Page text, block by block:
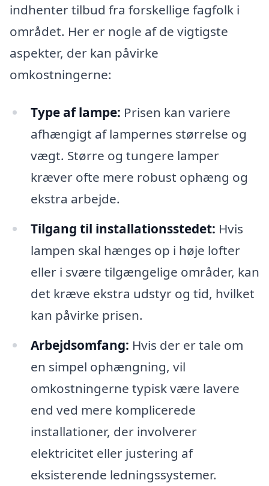
indhenter tilbud fra forskellige fagfolk i
området. Her er nogle af de vigtigste
aspekter, der kan påvirke
omkostningerne:
Type af lampe: Prisen kan variere
afhængigt af lampernes størrelse og
vægt. Større og tungere lamper
kræver ofte mere robust ophæng og
ekstra arbejde.
Tilgang til installationsstedet: Hvis
lampen skal hænges op i høje lofter
eller i svære tilgængelige områder, kan
det kræve ekstra udstyr og tid, hvilket
kan påvirke prisen.
Arbejdsomfang: Hvis der er tale om
en simpel ophængning, vil
omkostningerne typisk være lavere
end ved mere komplicerede
installationer, der involverer
elektricitet eller justering af
eksisterende ledningssystemer.